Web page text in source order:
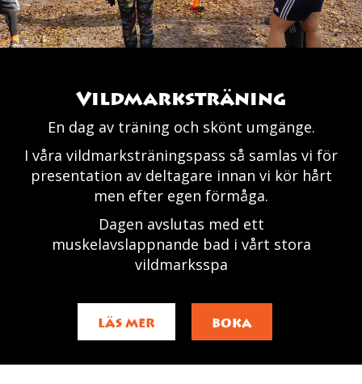
Vildmarksträning
En dag av träning och skönt umgänge.
I våra vildmarksträningspass så samlas vi för
presentation av deltagare innan vi kör hårt
men efter egen förmåga.
Dagen avslutas med ett
muskelavslappnande bad i vårt stora
vildmarksspa
LÄS MER BOKA